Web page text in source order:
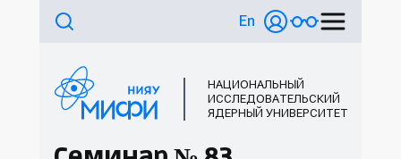
En
НАЦИОНАЛЬНЫЙ
ИССЛЕДОВАТЕЛЬСКИЙ
ЯДЕРНЫЙ УНИВЕРСИТЕТ